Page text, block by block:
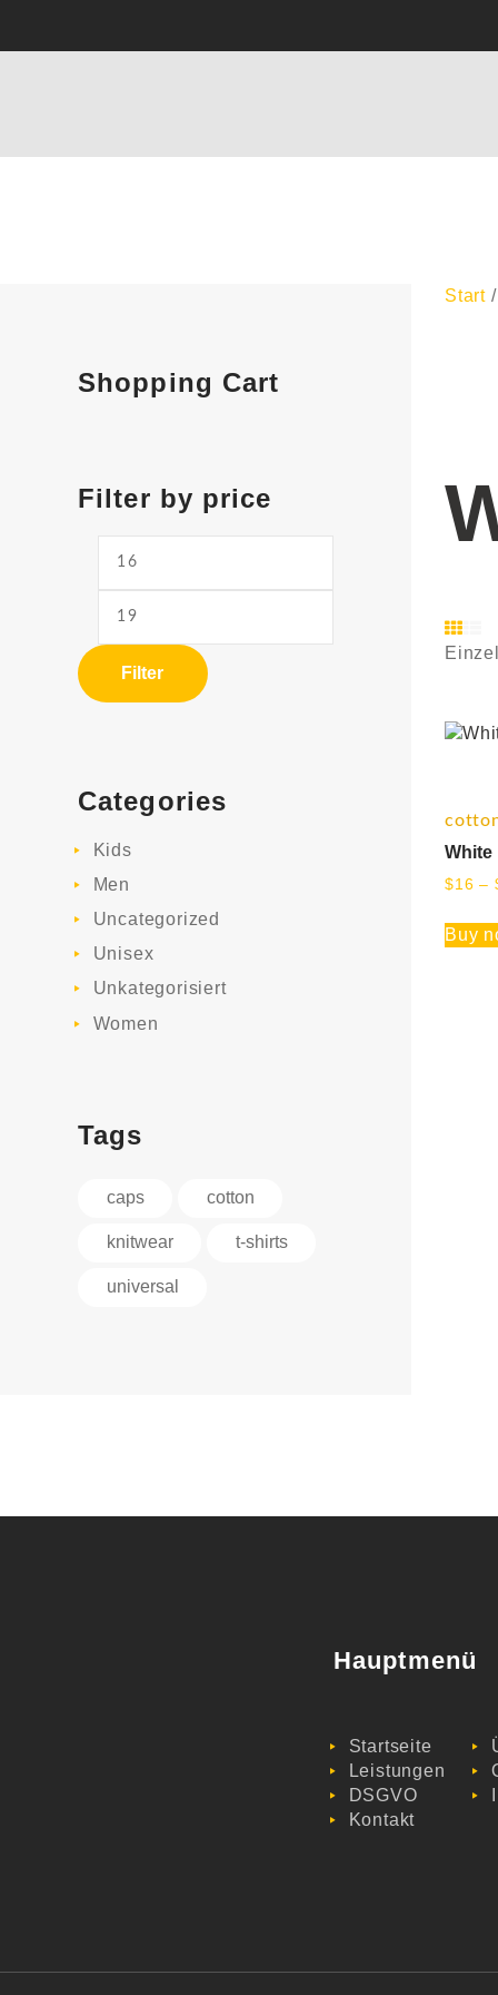
Start
White
$16 –
Buy
Shopping Cart
Filter by price
Min.
Preis
Filter
Categories
Kids
Men
Uncategorized
Unisex
Unkategorisiert
Women
Tags
caps cotton
knitwear t-shirts
universal
Hauptmenü
Startseite
Leistungen
DSGVO
Kontakt